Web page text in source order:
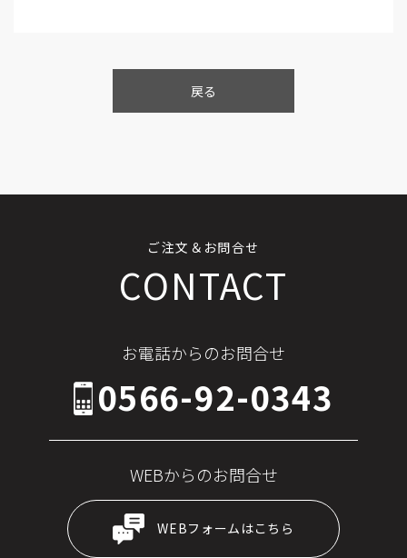
戻る
ご注文＆お問合せ
CONTACT
お電話からのお問合せ
0566-92-0343
WEBからのお問合せ
WEBフォームはこちら